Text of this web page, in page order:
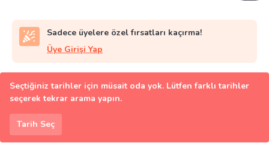
Sadece üyelere özel fırsatları kaçırma!
Üye Girişi Yap
Seçtiğiniz tarihler için müsait oda yok. Lütfen farklı tarihler
seçerek tekrar arama yapın.
Tarih Seç